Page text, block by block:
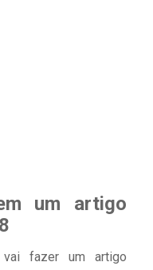
um artigo
fazer um artigo